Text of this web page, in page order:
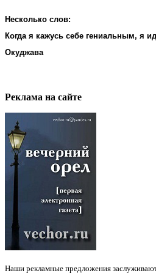
Несколько слов:
Когда я кажусь себе гениальным, я
Окуджава
Реклама на cайте
Наши рекламные предложения